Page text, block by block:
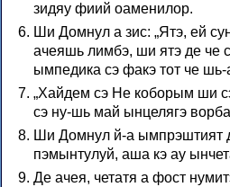
зидяу фиий оаменилор.
Ши Домнул а зис: „Ятэ, ей
ачеяшь лимбэ, ши ятэ де че
ымпедика сэ факэ тот че
„Хайдем сэ Не коборым ши
сэ ну-шь май ынцелягэ
Ши Домнул й-а ымпрэштият
пэмынтулуй, аша кэ ау
Де ачея, четатя а фост